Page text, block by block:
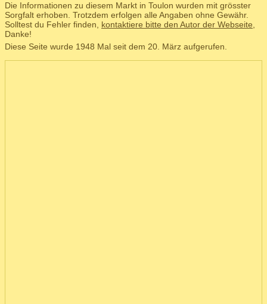
Die Informationen zu diesem Markt in Toulon wurden mit grösster
Sorgfalt erhoben. Trotzdem erfolgen alle Angaben ohne Gewähr.
Solltest du Fehler finden, kontaktiere bitte den Autor der Webseite
Danke!
Diese Seite wurde 1948 Mal seit dem 20. März aufgerufen.